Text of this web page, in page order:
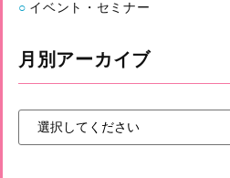
イベント・セミナー
月別アーカイブ